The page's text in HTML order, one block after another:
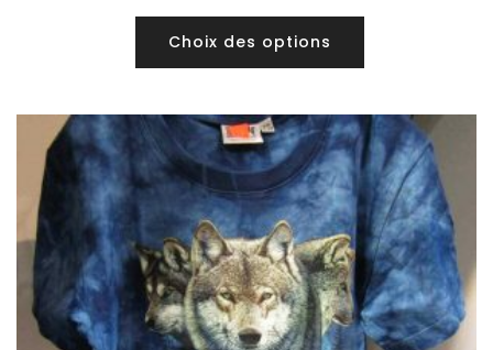
Choix des options